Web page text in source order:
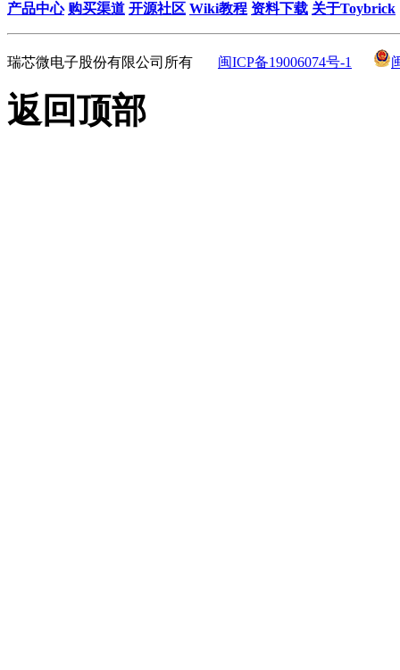
产品中心 购买渠道 开源社区 Wiki教程 资料下载 关于Toybrick
瑞芯微电子股份有限公司所有 闽ICP备19006074号-1
返回顶部